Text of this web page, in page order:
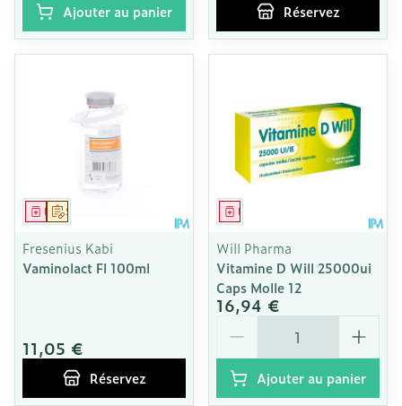
Ajouter au panier Réservez
Sur prescription
Médicament
Fresenius Kabi
Vaminolact Fl 100ml
11,05 €
Réservez
Médicament
Will Pharma
Vitamine D Will 25000ui
Caps Molle 12
16,94 €
Ajouter au panier